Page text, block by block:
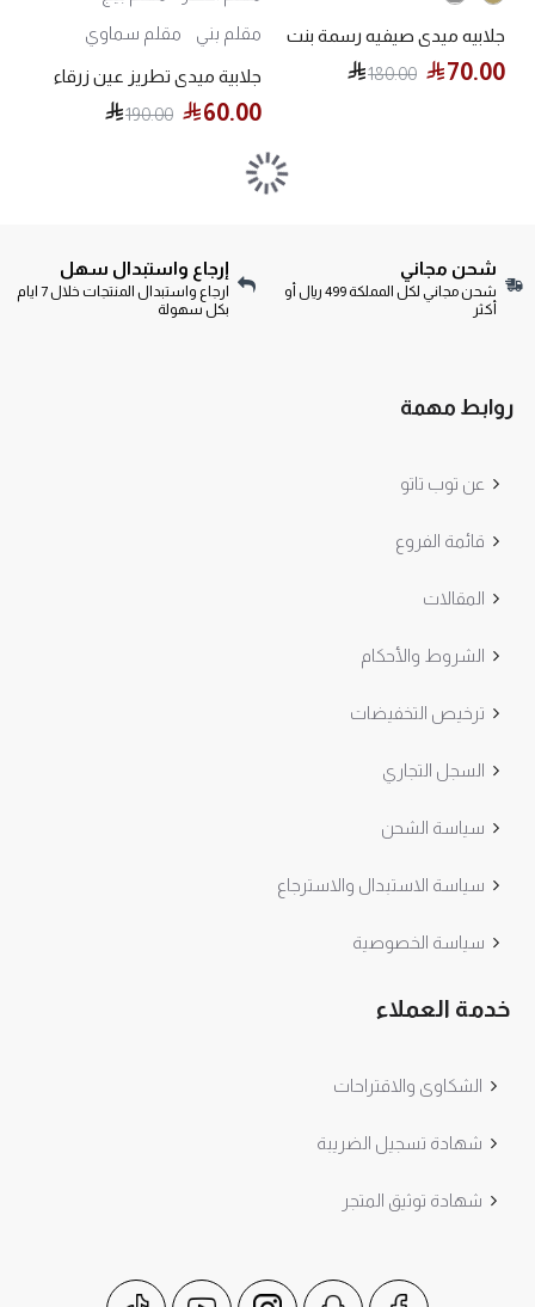
جلابيه ميدي صيفيه رسمة بنت
70.00
180.00
مقلم بني
مقلم سماوي
جلابية ميدي تطريز عين زرقاء
60.00
190.00
شحن مجاني
شحن مجاني لكل المملكة 499 ريال أو
أكثر
إرجاع واستبدال سهل
ارجاع واستبدال المنتجات خلال 7 ايام
بكل سهولة
روابط مهمة
عن توب تاتو
قائمة الفروع
المقالات
الشروط والأحكام
ترخيص التخفيضات
السجل التجاري
سياسة الشحن
سياسة الاستبدال والاسترجاع
سياسة الخصوصية
خدمة العملاء
الشكاوى والاقتراحات
شهادة تسجيل الضريبة
شهادة توثيق المتجر